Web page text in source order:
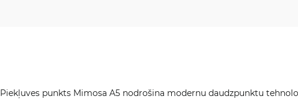
Piekļuves punkts Mimosa A5 nodrošina modernu daudzpunktu